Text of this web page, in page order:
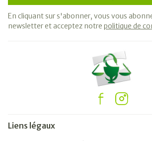
En cliquant sur s'abonner, vous vous
newsletter et acceptez notre politique de
Liens légaux